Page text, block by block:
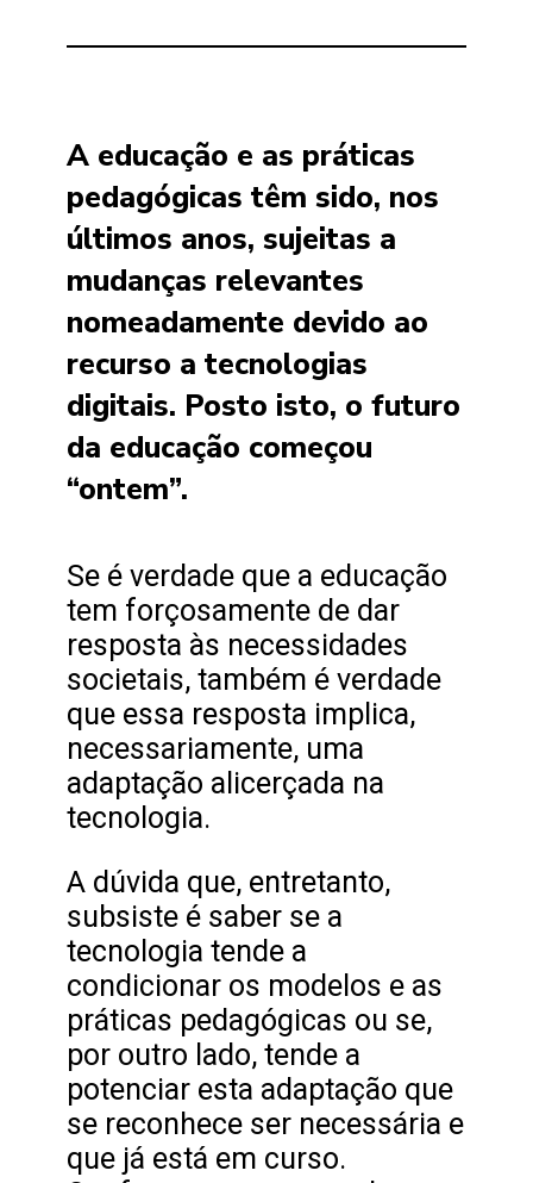
A educação e as práticas
pedagógicas têm sido, nos
últimos anos, sujeitas a
mudanças relevantes
nomeadamente devido ao
recurso a tecnologias
digitais. Posto isto, o futuro
da educação começou
“ontem”.
Se é verdade que a educação
tem forçosamente de dar
resposta às necessidades
societais, também é verdade
que essa resposta implica,
necessariamente, uma
adaptação alicerçada na
tecnologia.
A dúvida que, entretanto,
subsiste é saber se a
tecnologia tende a
condicionar os modelos e as
práticas pedagógicas ou se,
por outro lado, tende a
potenciar esta adaptação que
se reconhece ser necessária e
que já está em curso.